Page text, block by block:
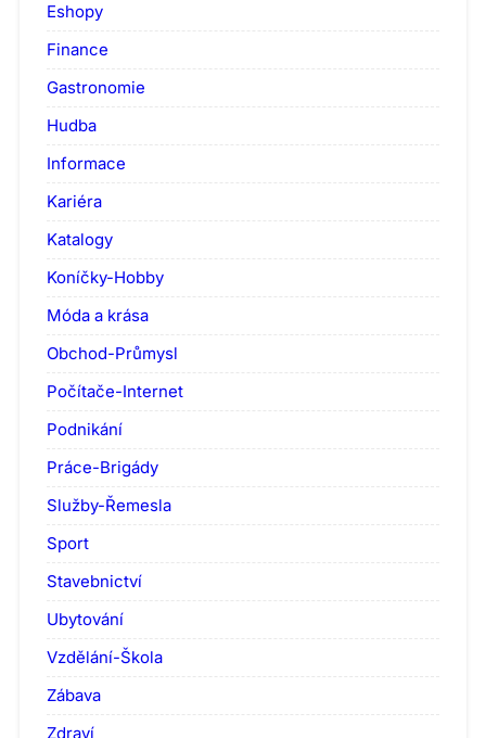
Eshopy
Finance
Gastronomie
Hudba
Informace
Kariéra
Katalogy
Koníčky-Hobby
Móda a krása
Obchod-Průmysl
Počítače-Internet
Podnikání
Práce-Brigády
Služby-Řemesla
Sport
Stavebnictví
Ubytování
Vzdělání-Škola
Zábava
Zdraví